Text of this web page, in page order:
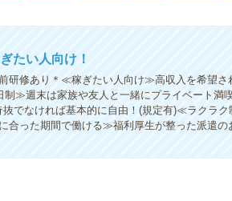
たい人向け！
研修あり＊≪稼ぎたい人向け≫高収入を希望さ
≫週末は家族や友人と一緒にプライベート満
でなければ基本的に自由！(規定有)≪ラクラ
合った期間で働ける≫福利厚生が整った派遣の